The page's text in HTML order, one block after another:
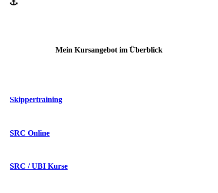
Mein Kursangebot im Überblick
Skippertraining
SRC Online
SRC / UBI Kurse